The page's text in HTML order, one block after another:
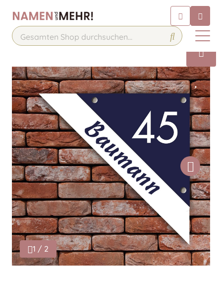
Chatten Sie 24/7 mit unserem
hilfreichen Chatbot
Kontakt
1 / 2